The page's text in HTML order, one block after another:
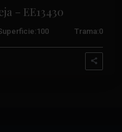
– EE13430
100 Trama:0